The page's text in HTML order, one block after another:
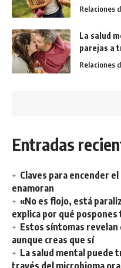
Relaciones
La salud
parejas a
Relaciones
Entradas
Claves para encender
enamoran
«No es flojo, está
explica por qué
Estos síntomas revelan
aunque creas que sí
La salud mental puede
través del microbioma